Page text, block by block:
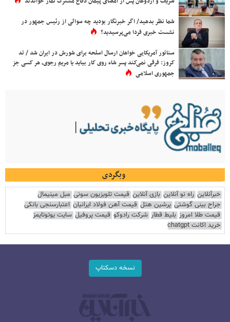
شما نظر بدهید/ اگر خبرنگار بودید چه سوالی از رئیس جمهور در
نشست خبری فردا می‌پرسیدید؟
سناتور آمریکایی خواهان ارسال اسلحه برای شورش در ایران شد / تد
کروز: فرقی نمی‌کند پسر شاه روی کار بیاید یا مریم رجوی، هر کسی جز
جمهوری اسلامی
وبگردی
خبرآنلاین راه نو آنلاین بازی آنلاین قیمت تلویزیون سونی مبل مینیمال
جراح بینی گوشتی پرشین هتل قیمت آهن فولاد ایرانیان اعتبارسنجی بانکی
قیمت طلا امروز بلیط قطار شرکت رادوکو قیمت پروفیل سایت یوتوتایمز
خرید اکانت chatgpt
نسخه دسکتاپ